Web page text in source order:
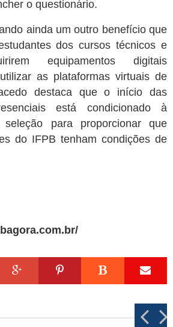
o questionário.
ainda um outro benefício que
dos cursos técnicos e
equipamentos digitais
as plataformas virtuais de
destaca que o início das
está condicionado à
seleção para proporcionar que
do IFPB tenham condições de